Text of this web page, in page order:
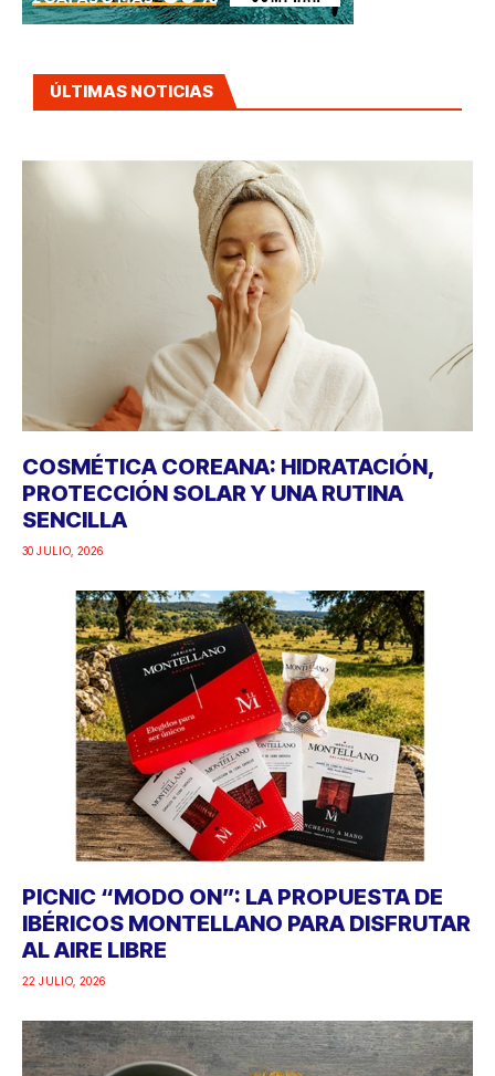
ÚLTIMAS NOTICIAS
COSMÉTICA COREANA: HIDRATACIÓN,
PROTECCIÓN SOLAR Y UNA RUTINA
SENCILLA
30 JULIO, 2026
PICNIC “MODO ON”: LA PROPUESTA DE
IBÉRICOS MONTELLANO PARA DISFRUTAR
AL AIRE LIBRE
22 JULIO, 2026